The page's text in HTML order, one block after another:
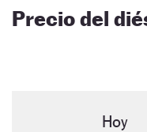
Precio del
Hoy